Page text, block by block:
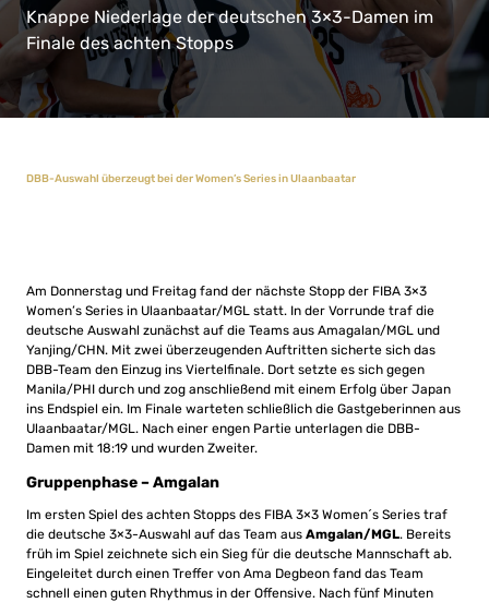
Knappe Niederlage der deutschen 3×3-Damen im
Finale des achten Stopps
DBB-Auswahl überzeugt bei der Women’s Series in Ulaanbaatar
Am Donnerstag und Freitag fand der nächste Stopp der FIBA 3×3
Women’s Series in Ulaanbaatar/MGL statt. In der Vorrunde traf die
deutsche Auswahl zunächst auf die Teams aus Amagalan/MGL und
Yanjing/CHN. Mit zwei überzeugenden Auftritten sicherte sich das
DBB-Team den Einzug ins Viertelfinale. Dort setzte es sich gegen
Manila/PHI durch und zog anschließend mit einem Erfolg über Japan
ins Endspiel ein. Im Finale warteten schließlich die Gastgeberinnen aus
Ulaanbaatar/MGL. Nach einer engen Partie unterlagen die DBB-
Damen mit 18:19 und wurden Zweiter.
Gruppenphase – Amgalan
Im ersten Spiel des achten Stopps des FIBA 3×3 Women´s Series traf
die deutsche 3×3-Auswahl auf das Team aus Amgalan/MGL. Bereits
früh im Spiel zeichnete sich ein Sieg für die deutsche Mannschaft ab.
Eingeleitet durch einen Treffer von Ama Degbeon fand das Team
schnell einen guten Rhythmus in der Offensive. Nach fünf Minuten